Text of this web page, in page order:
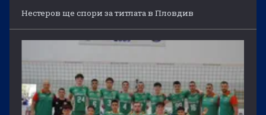
Нестеров ще спори за титлата в Пловдив